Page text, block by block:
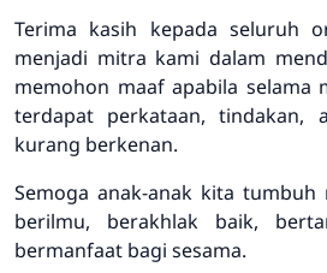
Terima kasih kepada seluruh
menjadi mitra kami dalam
memohon maaf apabila selama
terdapat perkataan, tindakan,
kurang berkenan.
Semoga anak-anak kita
berilmu, berakhlak baik,
bermanfaat bagi sesama.